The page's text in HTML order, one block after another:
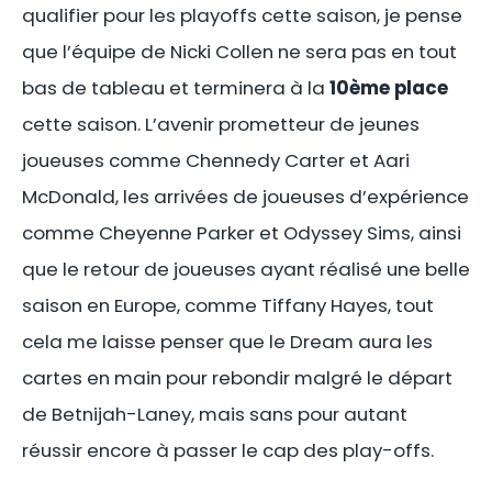
qualifier pour les playoffs cette saison, je pense
que l’équipe de Nicki Collen ne sera pas en tout
bas de tableau et terminera à la 10ème place
cette saison. L’avenir prometteur de jeunes
joueuses comme Chennedy Carter et Aari
McDonald, les arrivées de joueuses d’expérience
comme Cheyenne Parker et Odyssey Sims, ainsi
que le retour de joueuses ayant réalisé une belle
saison en Europe, comme Tiffany Hayes, tout
cela me laisse penser que le Dream aura les
cartes en main pour rebondir malgré le départ
de Betnijah-Laney, mais sans pour autant
réussir encore à passer le cap des play-offs.